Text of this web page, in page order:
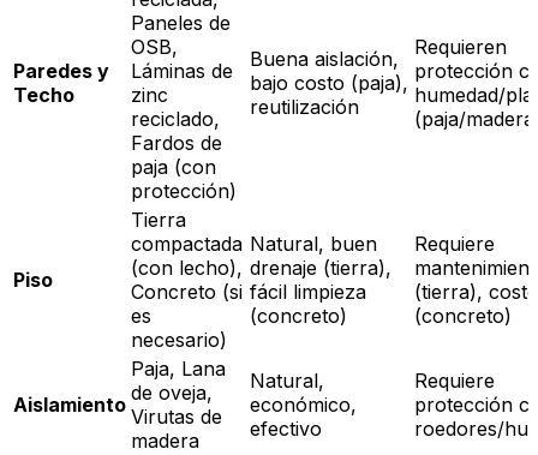
Paredes y
Techo
Paneles de
OSB,
Láminas de
zinc
reciclado,
Fardos de
paja (con
protección)
Buena aislación,
bajo costo (paja),
reutilización
Requieren
protección
humedad/
(paja/
Piso
Tierra
compactada
(con lecho),
Concreto (si
es
necesario)
Natural, buen
drenaje (tierra),
fácil limpieza
(concreto)
Requiere
(tierra), costo
(concreto)
Aislamiento
Paja, Lana
de oveja,
Virutas de
madera
Natural,
económico,
efectivo
Requiere
protección
roedores/